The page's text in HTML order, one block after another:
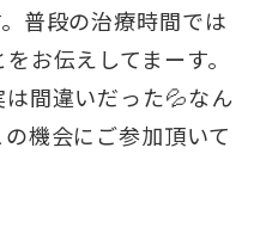
普段の治療時間では
お伝えしてまーす。
間違いだった💦なん
機会にご参加頂いて